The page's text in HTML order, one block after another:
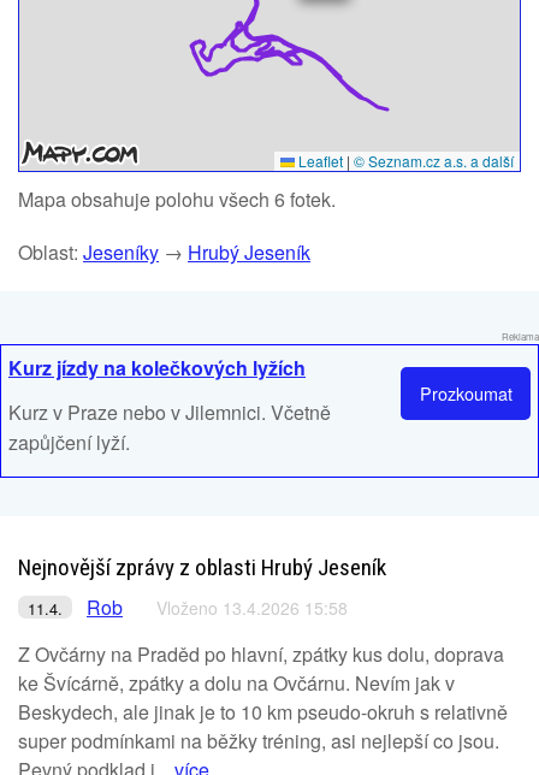
Leaflet | © Seznam.cz a.s. a další
Mapa obsahuje polohu všech 6 fotek.
Oblast: Jeseníky → Hrubý Jeseník
Reklama
Prozkoumat
Kurz jízdy na kolečkových lyžích
Kurz v Praze nebo v Jilemnici. Včetně
zapůjčení lyží.
Nejnovější zprávy z oblasti Hrubý Jeseník
11.4. Rob Vloženo 13.4.2026 15:58
Z Ovčárny na Praděd po hlavní, zpátky kus dolu, doprava
ke Švícárně, zpátky a dolu na Ovčárnu. Nevím jak v
Beskydech, ale jinak je to 10 km pseudo-okruh s relativně
super podmínkami na běžky tréning, asi nejlepší co jsou.